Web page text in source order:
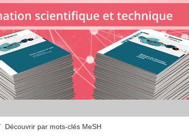
Découvrir par mots-clés MeSH